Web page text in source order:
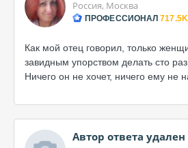
Россия, Москва
ПРОФЕССИОНАЛ 717.5K
Как мой отец говорил, только
завидным упорством делать сто
Ничего он не хочет, ничего ему не
Автор ответа удален